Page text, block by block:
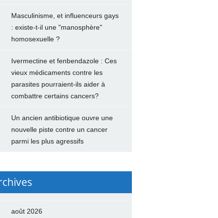
Masculinisme, et influenceurs gays
: existe-t-il une "manosphère"
homosexuelle ?
Ivermectine et fenbendazole : Ces
vieux médicaments contre les
parasites pourraient-ils aider à
combattre certains cancers?
Un ancien antibiotique ouvre une
nouvelle piste contre un cancer
parmi les plus agressifs
août 2026